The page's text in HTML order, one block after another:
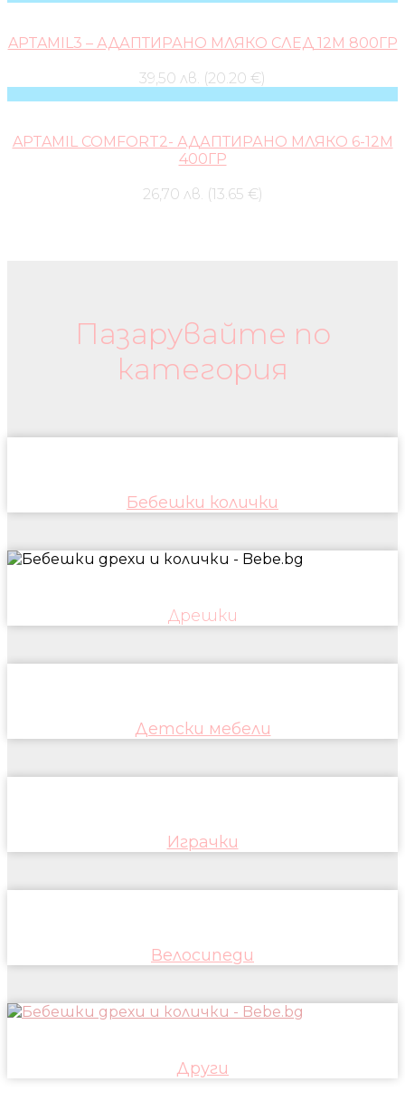
APTAMIL3 – АДАПТИРАНО МЛЯКО СЛЕД 12М 800ГР
39,50 лв. (20.20 €)
APTAMIL COMFORT2- АДАПТИРАНО МЛЯКО 6-12М
400ГР
26,70 лв. (13.65 €)
Пазарувайте по
категория
Бебешки колички
Дрешки
Детски мебели
Играчки
Велосипеди
Други